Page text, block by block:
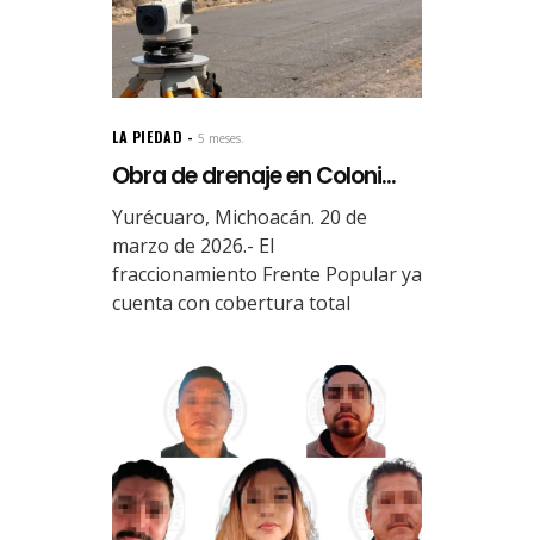
LA PIEDAD 5 meses.
Obra de drenaje en Coloni...
Yurécuaro, Michoacán. 20 de
marzo de 2026.- El
fraccionamiento Frente Popular ya
cuenta con cobertura total